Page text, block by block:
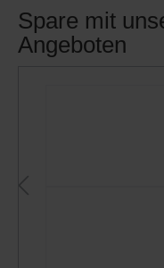
Spare mit
Angeboten